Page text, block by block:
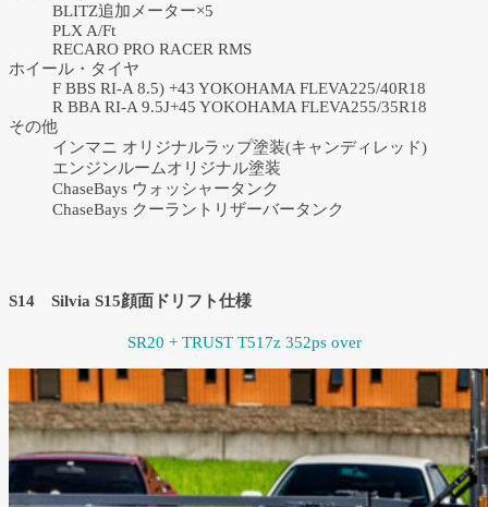
BLITZ追加メーター×5
PLX A/Ft
RECARO PRO RACER RMS
ホイール・タイヤ
F BBS RI-A 8.5) +43 YOKOHAMA FLEVA225/40R18
R BBA RI-A 9.5J+45 YOKOHAMA FLEVA255/35R18
その他
インマニ オリジナルラップ塗装(キャンディレッド)
エンジンルームオリジナル塗装
ChaseBays ウォッシャータンク
ChaseBays クーラントリザーバータンク
S14 Silvia S15顔面ドリフト仕様
SR20 + TRUST T517z 352ps over